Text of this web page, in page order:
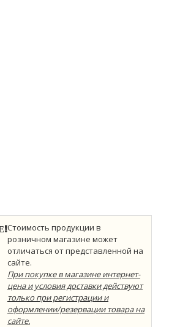
Стоимость продукции в
розничном магазине может
отличаться от представленной на
сайте.
При покупке в магазине интернет-
цена и условия доставки действуют
только при регистрации и
оформлении/резервации товара на
сайте.